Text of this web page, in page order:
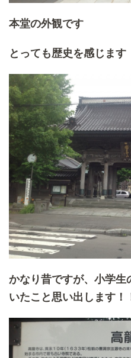
本堂の外観です
とっても歴史を感じます
かなり昔ですが、小学
いたこと思い出します！